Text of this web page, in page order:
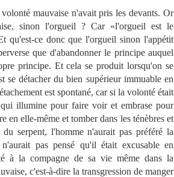
mauvaise n'avait pris les devants. Or
sinon l'orgueil ? Car «l'orgueil est le
qu'est-ce donc que l'orgueil sinon l'appétit
que d'abandonner le principe auquel
principe. Et cela se produit lorsqu'on se
se détacher du bien supérieur immuable en
est spontané, car si la volonté était
illumine pour faire voir et embrase pour
en elle-même et tomber dans les ténèbres et
serpent, l'homme n'aurait pas préféré la
pas pensé qu'il était excusable en
à la compagne de sa vie même dans la
c'est-à-dire la transgression de manger